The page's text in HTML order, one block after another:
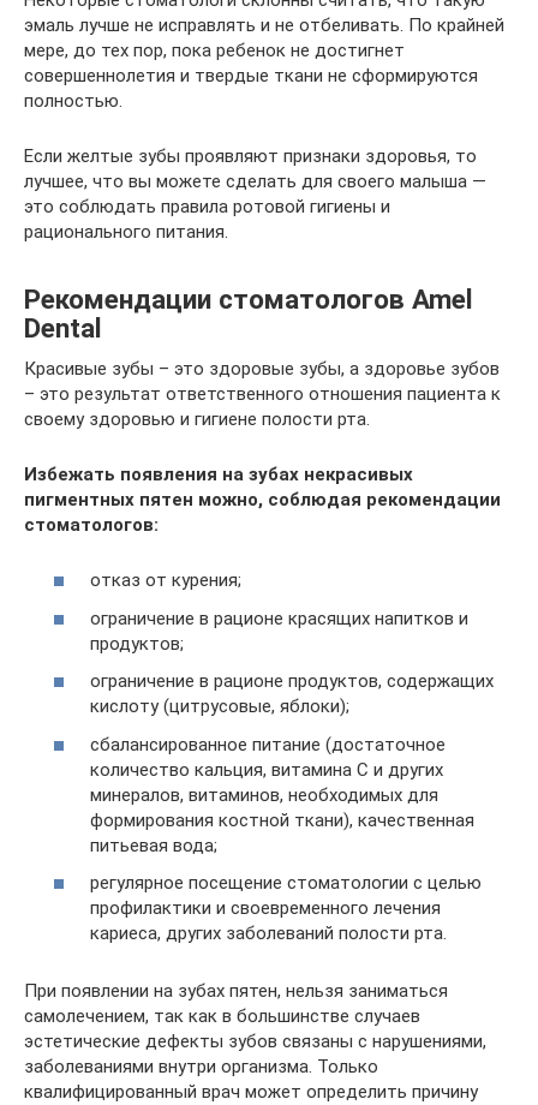
эмаль лучше не исправлять и не отбеливать. По крайней
мере, до тех пор, пока ребенок не достигнет
совершеннолетия и твердые ткани не сформируются
полностью.
Если желтые зубы проявляют признаки здоровья, то
лучшее, что вы можете сделать для своего малыша —
это соблюдать правила ротовой гигиены и
рационального питания.
Рекомендации стоматологов Amel
Dental
Красивые зубы – это здоровые зубы, а здоровье зубов
– это результат ответственного отношения пациента к
своему здоровью и гигиене полости рта.
Избежать появления на зубах некрасивых
пигментных пятен можно, соблюдая рекомендации
стоматологов:
отказ от курения;
ограничение в рационе красящих напитков и
продуктов;
ограничение в рационе продуктов, содержащих
кислоту (цитрусовые, яблоки);
сбалансированное питание (достаточное
количество кальция, витамина С и других
минералов, витаминов, необходимых для
формирования костной ткани), качественная
питьевая вода;
регулярное посещение стоматологии с целью
профилактики и своевременного лечения
кариеса, других заболеваний полости рта.
При появлении на зубах пятен, нельзя заниматься
самолечением, так как в большинстве случаев
эстетические дефекты зубов связаны с нарушениями,
заболеваниями внутри организма. Только
квалифицированный врач может определить причину